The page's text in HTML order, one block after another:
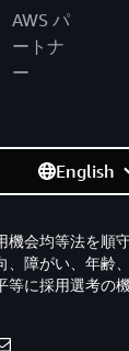
AWS パ
ートナ
ー
English
機会均等法を順
、障がい、年齢
等に採用選考の